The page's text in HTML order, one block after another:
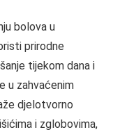
bolova u
prirodne
tijekom dana i
u zahvaćenim
djelotvorno
i zglobovima,